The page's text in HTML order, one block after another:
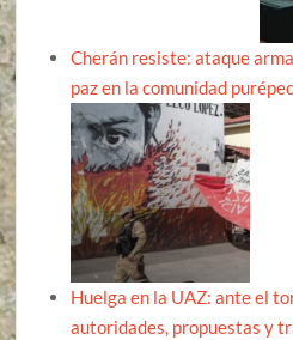
Cherán resiste: ataque
paz en la comunidad
Huelga en la UAZ: ante el
autoridades, propuestas y